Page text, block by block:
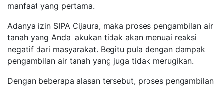
manfaat yang pertama.
Adanya izin SIPA Cijaura, maka proses pengambilan air
tanah yang Anda lakukan tidak akan menuai reaksi
negatif dari masyarakat. Begitu pula dengan dampak
pengambilan air tanah yang juga tidak merugikan.
Dengan beberapa alasan tersebut, proses pengambilan